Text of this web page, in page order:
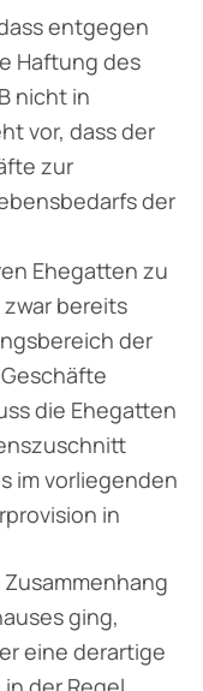
entgegen
Haftung des
nicht in
vor, dass der
zur
der
Ehegatten zu
bereits
der
die Ehegatten
im vorliegenden
in
ging,
eine derartige